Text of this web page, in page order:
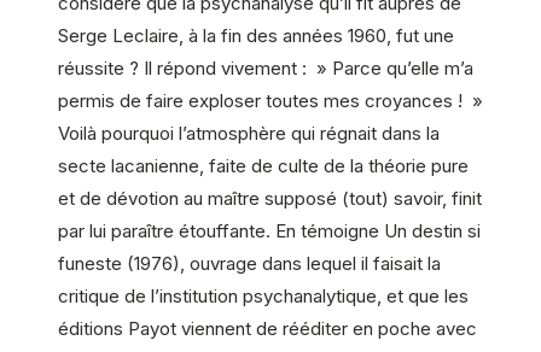
Serge Leclaire, à la fin des années 1960, fut une
réussite ? Il répond vivement : » Parce qu’elle m’a
permis de faire exploser toutes mes croyances ! »
Voilà pourquoi l’atmosphère qui régnait dans la
secte lacanienne, faite de culte de la théorie pure
et de dévotion au maître supposé (tout) savoir, finit
par lui paraître étouffante. En témoigne Un destin si
funeste (1976), ouvrage dans lequel il faisait la
critique de l’institution psychanalytique, et que les
éditions Payot viennent de rééditer en poche avec